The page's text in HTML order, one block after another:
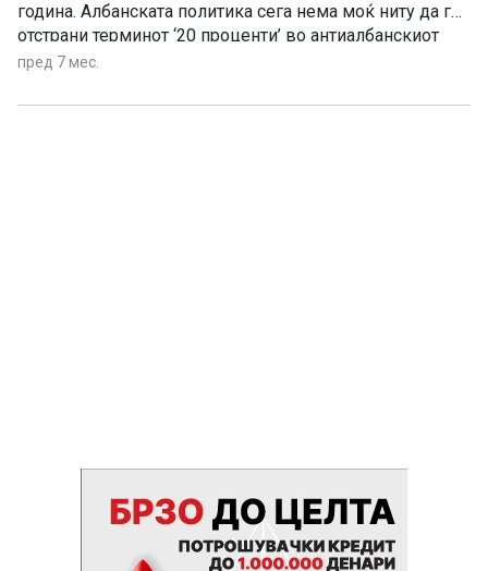
година. Албанската политика сега нема моќ ниту да го
отстрани терминот ‘20 проценти’ во антиалбанскиот
устав.“ – наведува д-р Неџат Беџети, професор по
инаку беше предложен од група од негови колеги-
пред 7 мес.